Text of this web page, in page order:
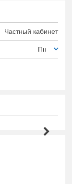
Частный кабинет
Пн